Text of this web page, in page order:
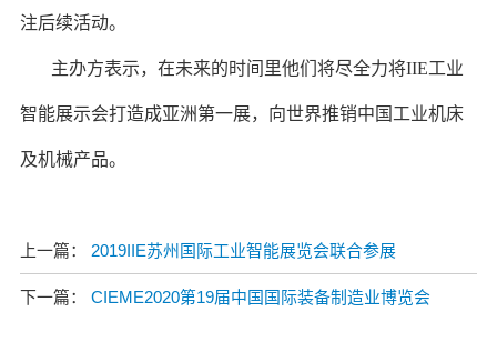
注后续活动。
主办方表示，在未来的时间里他们将尽全力将IIE工业
智能展示会打造成亚洲第一展，向世界推销中国工业机床
及机械产品。
上一篇： 2019IIE苏州国际工业智能展览会联合参展
下一篇： CIEME2020第19届中国国际装备制造业博览会